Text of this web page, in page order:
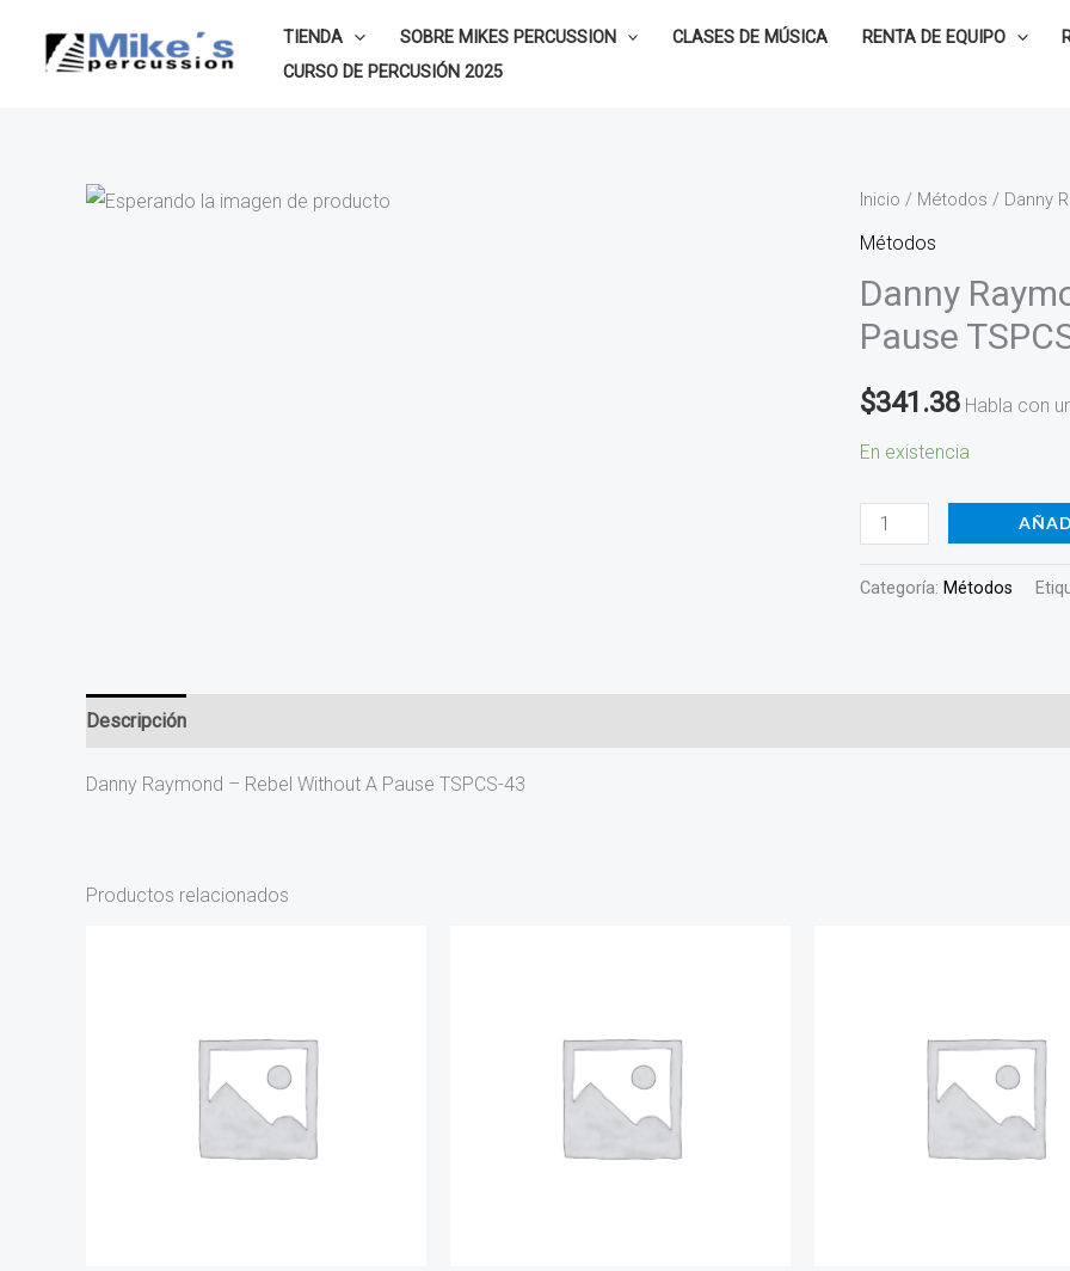
TIENDA SOBRE MIKES PERCUSSION CLASES DE MÚSICA RENTA DE EQUIPO
CURSO DE PERCUSIÓN 2025
Inicio / Métodos / Danny
Métodos
Danny
Pause
$341.38 Habla con
En existencia
Danny
Raymond
Rebel
Without
Pause
TSPCS-
cantidad
Categoría: Métodos
Descripción
Danny Raymond – Rebel Without A Pause TSPCS-43
Productos relacionados